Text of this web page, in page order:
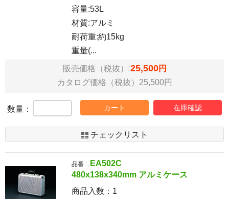
容量:53L
材質:アルミ
耐荷重:約15kg
重量(...
販売価格（税抜） 25,500円
カタログ価格（税抜）25,500円
数量： カート 在庫確認
チェックリスト
品番 :
EA502C
480x138x340mm アルミケース
商品入数： 1